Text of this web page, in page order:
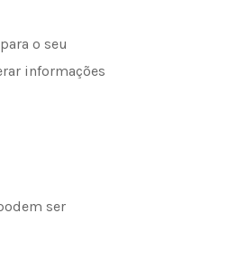
o seu
informações
ser